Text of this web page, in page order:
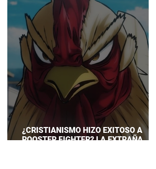
DUNGEONS & DRAGONS ¿TE
¿CRISTIANISMO HIZO EXITOSO A
ROOSTER FIGHTER? LA EXTRAÑA